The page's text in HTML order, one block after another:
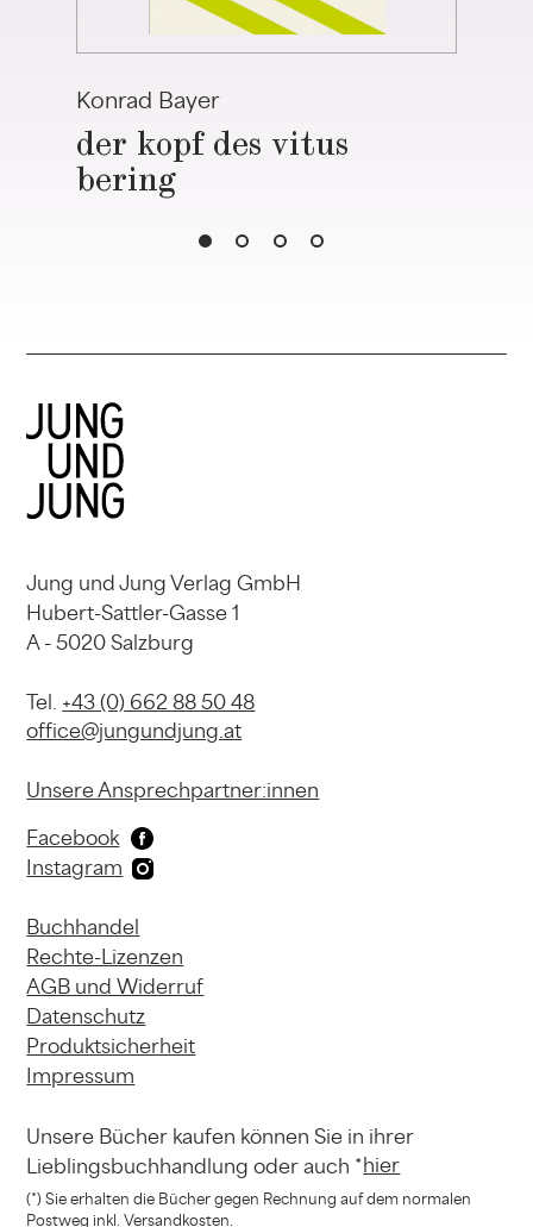
Konrad Bayer
der kopf des vitus
bering
Jung und Jung Verlag GmbH
Hubert-Sattler-Gasse 1
A - 5020 Salzburg
Tel. +43 (0) 662 88 50 48
office@jungundjung.at
Unsere Ansprechpartner:innen
Facebook
Instagram
Buchhandel
Rechte-Lizenzen
AGB und Widerruf
Datenschutz
Produktsicherheit
Impressum
Unsere Bücher kaufen könnenSie in ihrer
Lieblingsbuchhandlung oder auch *hier
(*) Sie erhalten die Bücher gegen Rechnung auf dem normalen
Postweg inkl. Versandkosten.